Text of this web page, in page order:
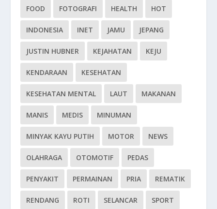
FOOD FOTOGRAFI HEALTH HOT
INDONESIA INET JAMU JEPANG
JUSTIN HUBNER KEJAHATAN KEJU
KENDARAAN KESEHATAN
KESEHATAN MENTAL LAUT MAKANAN
MANIS MEDIS MINUMAN
MINYAK KAYU PUTIH MOTOR NEWS
OLAHRAGA OTOMOTIF PEDAS
PENYAKIT PERMAINAN PRIA REMATIK
RENDANG ROTI SELANCAR SPORT